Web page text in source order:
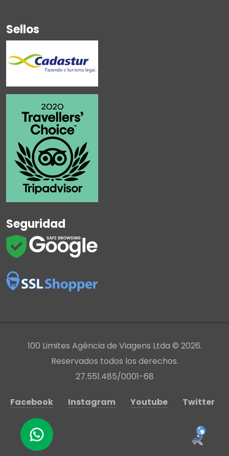
Sellos
Seguridad
100 Limites Agência de Viagens Ltda © 2026.
Reservados todos los derechos.
27.551.485/0001-68
Facebook Instagram Youtube Twitter